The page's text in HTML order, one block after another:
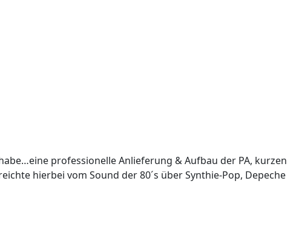
professionelle Anlieferung & Aufbau der PA, kurzen
hierbei vom Sound der 80´s über Synthie-Pop, Depeche